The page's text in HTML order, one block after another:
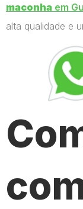
maconha em
alta qualidade e